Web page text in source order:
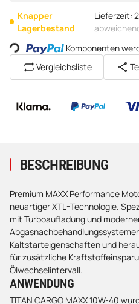
Knapper
Lagerbestand
Lieferzeit:
Loading...
Komponenten
Vergleichsliste
BESCHREIBUNG
Premium MAXX Performance
neuartiger XTL-Technologie.
mit Turboaufladung und
Kaltstarteigenschaften und
für zusätzliche
Ölwechselintervall.
ANWENDUNG
TITAN CARGO MAXX 10W-40